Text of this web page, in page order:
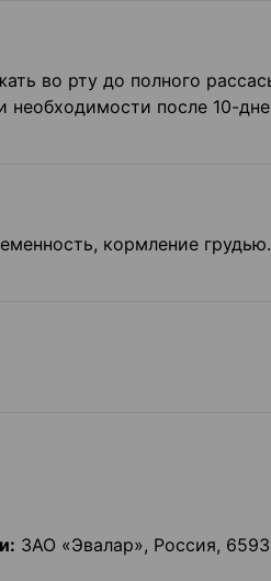
во рту до полного
после 10-
кормление
ЗАО «Эвалар», Россия,